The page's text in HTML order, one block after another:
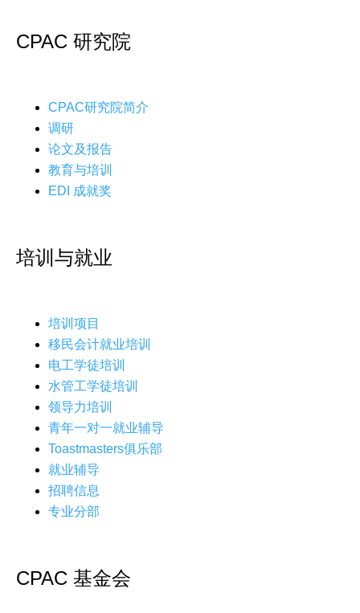
CPAC 研究院
CPAC研究院简介
调研
论文及报告
教育与培训
EDI 成就奖
培训与就业
培训项目
移民会计就业培训
电工学徒培训
水管工学徒培训
领导力培训
青年一对一就业辅导
Toastmasters俱乐部
就业辅导
招聘信息
专业分部
CPAC 基金会